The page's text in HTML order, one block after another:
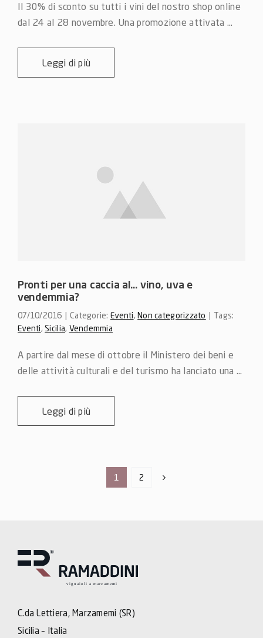
Il 30% di sconto su tutti i vini del nostro shop online
dal 24 al 28 novembre. Una promozione attivata ...
Leggi di più
Pronti per una caccia al… vino, uva e
vendemmia?
07/10/2016 | Categorie: Eventi,Non categorizzato | Tags:
Eventi,Sicilia, Vendemmia
A partire dal mese di ottobre il Ministero dei beni e
delle attività culturali e del turismo ha lanciato una ...
Leggi di più
1 2
C.da Lettiera, Marzamemi (SR)
Sicilia – Italia